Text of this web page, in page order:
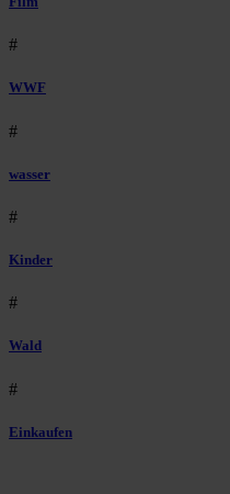
#
WWF
#
wasser
#
Kinder
#
Wald
#
Einkaufen